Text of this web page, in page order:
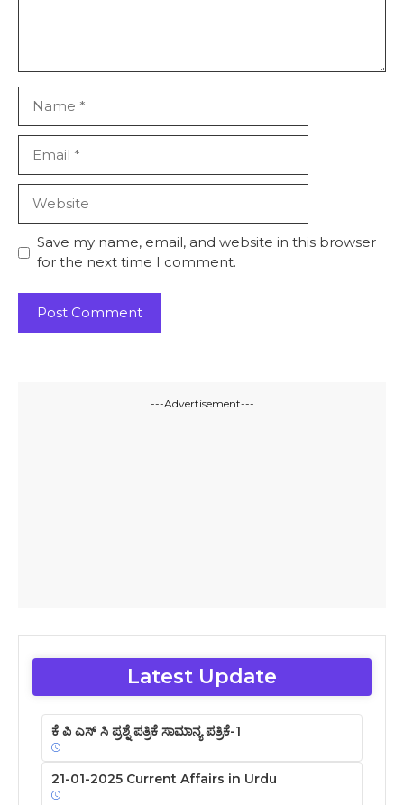
Save my name, email, and website in this browser
for the next time I comment.
---Advertisement---
Latest Update
ಕೆ ಪಿ ಎಸ್ ಸಿ ಪ್ರಶ್ನೆ ಪತ್ರಿಕೆ ಸಾಮಾನ್ಯ ಪತ್ರಿಕೆ-1
21-01-2025 Current Affairs in Urdu